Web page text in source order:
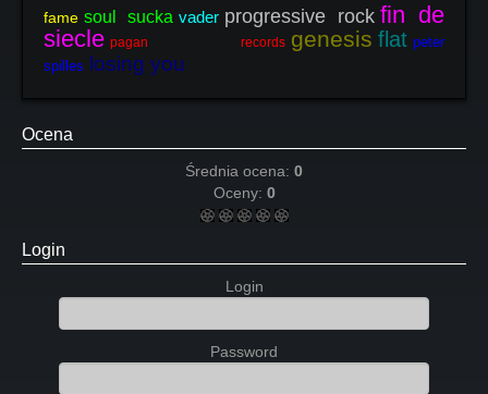
fame soul sucka vader progressive rock fin de
siecle pagan records genesis flat peter
spilles
losing you
Ocena
Średnia ocena: 0
Oceny: 0
Login
Login
Password